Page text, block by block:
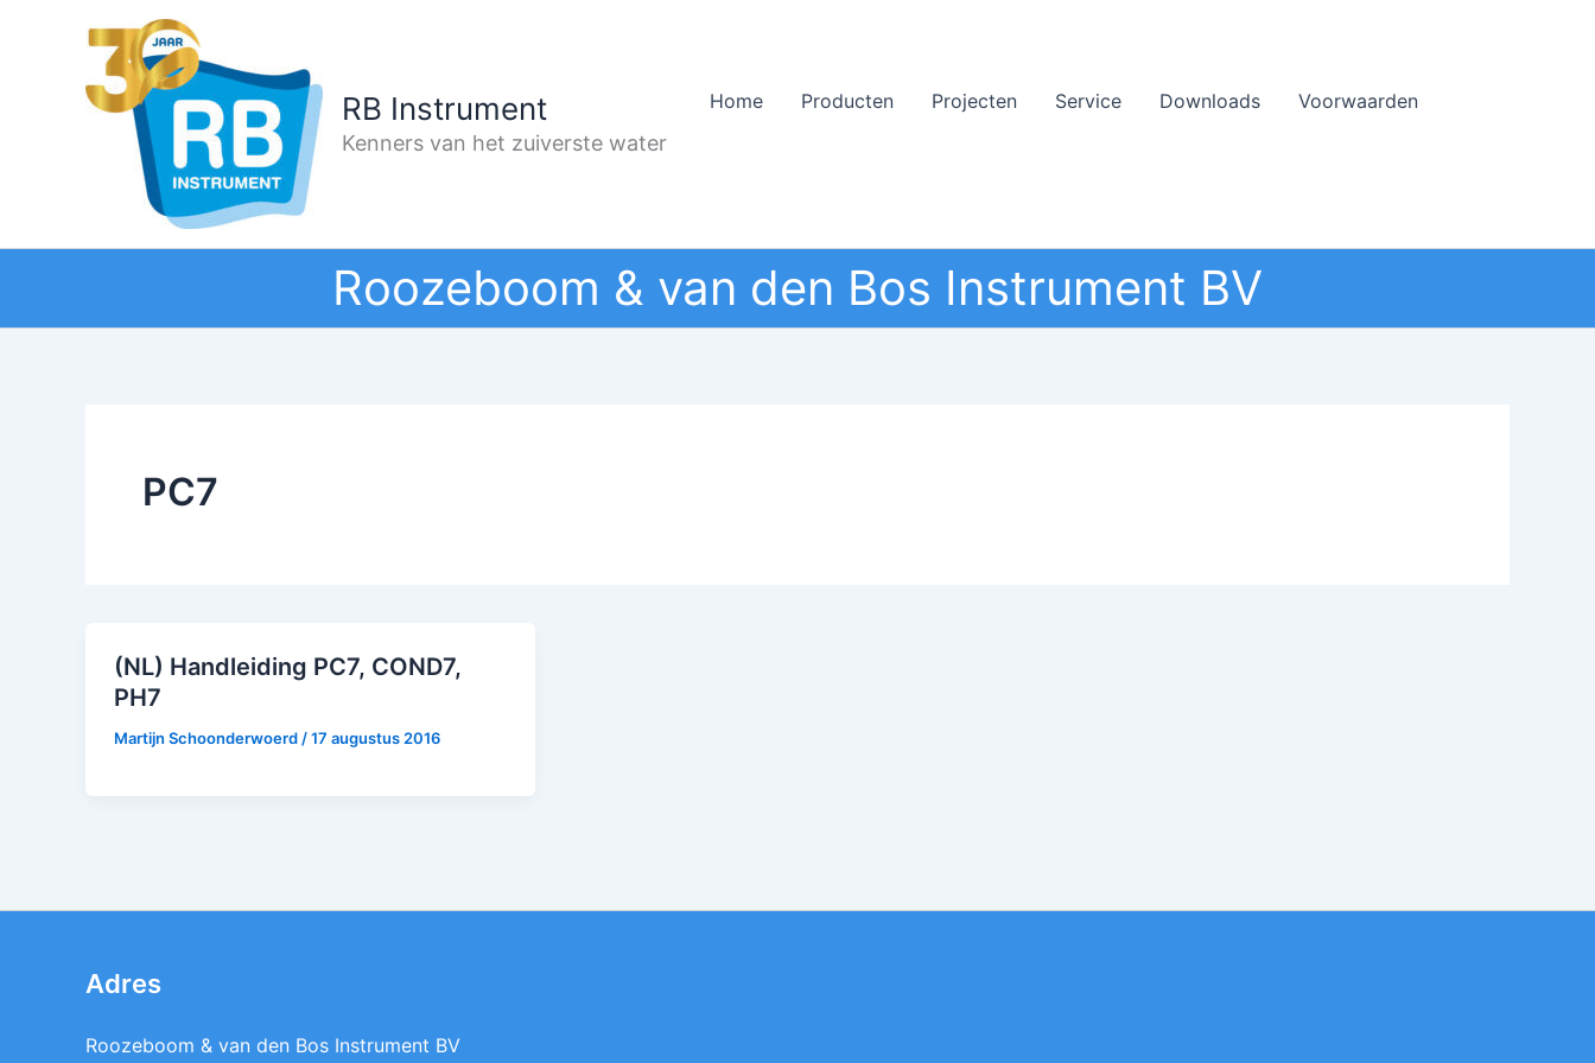
RB Instrument
Kenners van het zuiverste water
Home Producten Projecten Service Downloads Voorwaarden
Roozeboom & van den Bos Instrument BV
PC7
(NL) Handleiding PC7, COND7,
PH7
Martijn Schoonderwoerd /17 augustus 2016
Adres
Roozeboom & van den Bos Instrument BV